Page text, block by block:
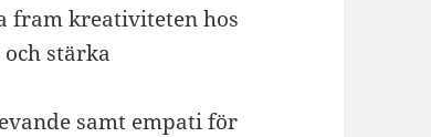
fram kreativiteten hos
stärka
samt empati för